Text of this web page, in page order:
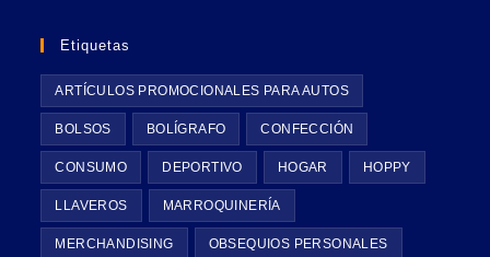
Etiquetas
ARTÍCULOS PROMOCIONALES PARA AUTOS
BOLSOS BOLÍGRAFO CONFECCIÓN
CONSUMO DEPORTIVO HOGAR HOPPY
LLAVEROS MARROQUINERÍA
MERCHANDISING OBSEQUIOS PERSONALES